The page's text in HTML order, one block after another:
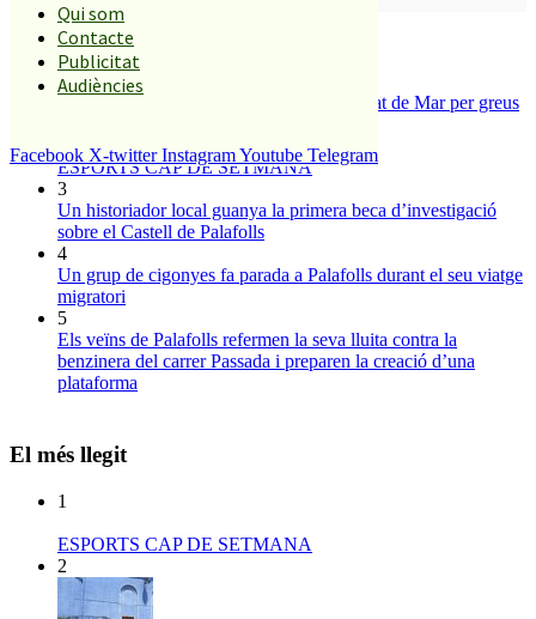
Qui som
Contacte
Publicitat
Audiències
Facebook X-twitter InstagramYoutube Telegram
És tendència ara
1
Tanquen un local de menjar ràpid a Malgrat de Mar per greus
ESPORTS CAP DE SETMANA
3
Un historiador local guanya la primera beca d’investigació
sobre el Castell de Palafolls
4
Un grup de cigonyes fa parada a Palafolls durant el seu viatge
migratori
5
Els veïns de Palafolls refermen la seva lluita contra la
benzinera del carrer Passada i preparen la creació d’una
plataforma
El més llegit
1
ESPORTS CAP DE SETMANA
2